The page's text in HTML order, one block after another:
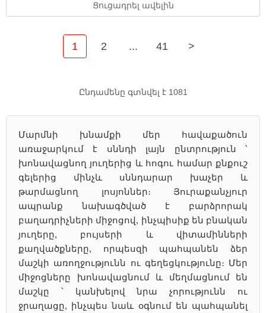
Ցուցադրել ավելին
1 2 ... 41 >
Ընդամենը գտնվել է 1081
Մարմնի խնամքի մեր հավաքածուն
առաջարկում է սննդի լայն ընտրություն ՝
խոնավացնող յուղերից և հոգու համար քնքուշ
գելերից մինչև սննդարար խաչեր և
թարմացնող լոսյոններ։ Յուրաքանչյուր
ապրանք նախագծված է բարձրորակ
բաղադրիչների միջոցով, ինչպիսիք են բնական
յուղերը, բույսերի և վիտամինների
քաղվածքները, որպեսզի պահպանեն ձեր
մաշկի առողջությունն ու գեղեցկությունը։ Մեր
միջոցները խոնավացնում և մեղմացնում են
մաշկը ՝ կանխելով նրա չորությունն ու
ջրաղացը, ինչպես նաև օգնում են պահպանել